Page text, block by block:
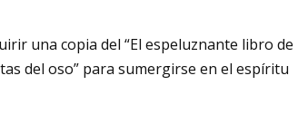
una copia del “El espeluznante libro de
del oso” para sumergirse en el espíritu